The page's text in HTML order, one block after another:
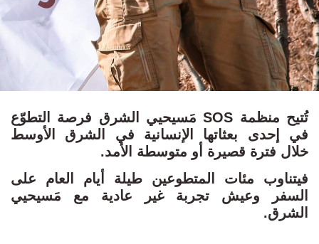
تُتيح منظمة SOS مَسيحيي الشرق فرصة التطوّع
في إحدى بعثاتها الإنسانية في الشرق الأوسط
خلال فترة قصيرة أو متوسطة الأمد.
فيتناوب مئات المتطوعين طيلة أيام العام على
السفر وعيش تجربة غير عادية مع مَسيحيي
الشرق.